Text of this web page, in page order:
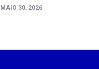
MAIO 30, 2026